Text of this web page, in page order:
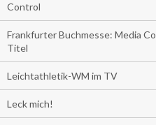
Control
Frankfurter Buchmesse: Media
Titel
Leichtathletik-WM im TV
Leck mich!